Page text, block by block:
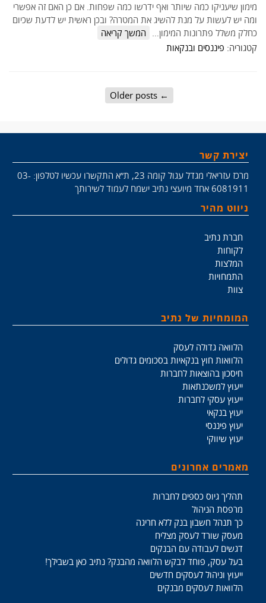
מימון שיעניקו כמה שיותר ואף ידרשו כמה שפחות. אם כן האם זה אפשרי
ומה יש לעשות על מנת להשיג את המטרה? ובכן ראשית יש לדעת שכיום
כחלק משלל פתרונות המימון… המשך קריאה
קטגוריה: פיננסים ובנקאות
←
Older posts
יצירת קשר
מרכז עזריאלי מגדל עגול קומה 23, ת״א התקשרו עכשיו לטלפון: 03-
6081911 אחד מיועצי נתיב ישמח לעמוד לשירותך
ניווט מהיר
חברת נתיב
לקוחות
המלצות
התמחויות
צוות
המומחיות של נתיב
הלוואה גדולה לעסק
הלוואות חוץ בנקאיות בסכומים גדולים
חיסכון בהוצאות לחברות
ייעוץ למשכנתאות
ייעוץ עסקי לחברות
יעוץ בנקאי
יעוץ פיננסי
יעוץ שיווקי
מאמרים אחרונים
תהליך גיוס כספים לחברות
מרפסת הניהול
כך תנהל חשבון בנק ללא חריגה
מעסק שורד לעסק מצליח
דגשים לעבודה עם הבנקים
בעל עסק, פוחד לבקש הלוואה מהבנק? נתיב כאן בשבילך!
ייעוץ וניהול לעסקים חדשים
הלוואות לעסקים מבנקים